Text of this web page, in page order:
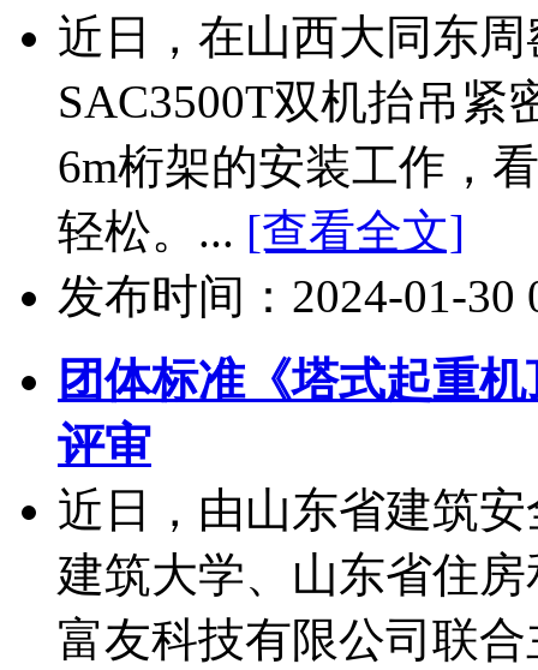
近日，在山西大同东周
SAC3500T双机抬吊紧
6m桁架的安装工作，
轻松。... [查看全文]
发布时间：2024-01-30
团体标准《塔式起重
评审
近日，由山东省建筑
建筑大学、山东省住
富友科技有限公司联